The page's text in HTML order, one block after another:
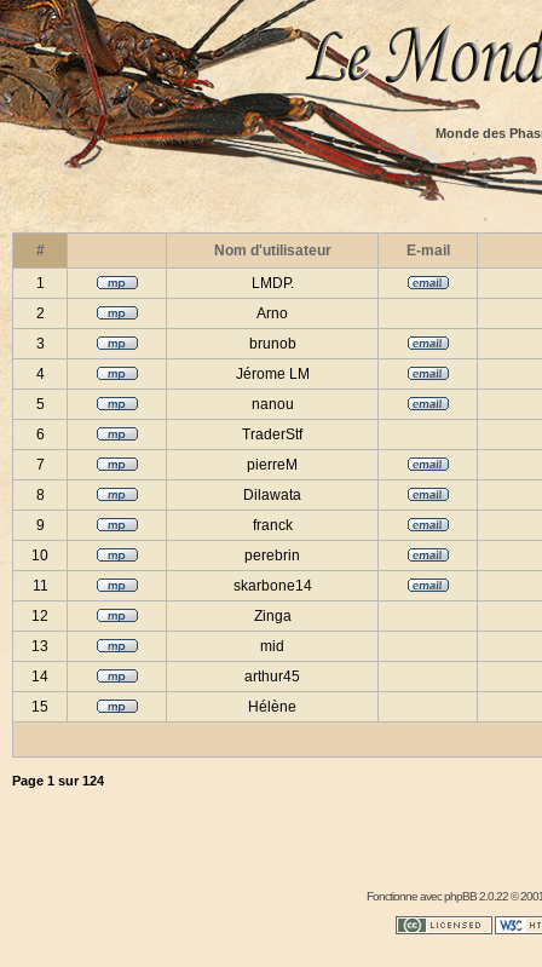
Monde des
# Nom d'utilisateur
E-mail
1
LMDP.
2
Arno
3
brunob
4
Jérome LM
5
nanou
6
TraderStf
7
pierreM
8
Dilawata
9
franck
10
perebrin
11
skarbone14
12
Zinga
13
mid
14
arthur45
15
Hélène
Page 1 sur124
Fonctionne avecphpBB2.0.22 ©